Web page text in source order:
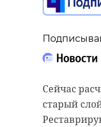
Сейчас
старый